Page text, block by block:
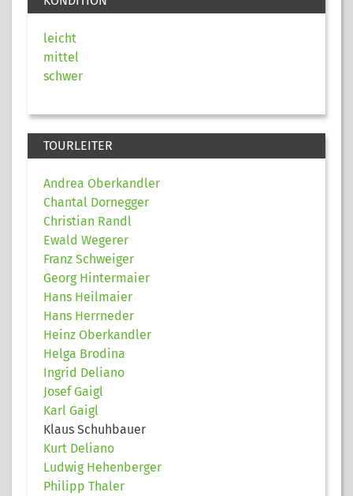
leicht
mittel
schwer
TOURLEITER
Andrea Oberkandler
Chantal Dornegger
Christian Randl
Ewald Wegerer
Franz Schweiger
Georg Hintermaier
Hans Heilmaier
Hans Herrneder
Heinz Oberkandler
Helga Brodina
Ingrid Deliano
Josef Gaigl
Karl Gaigl
Klaus Schuhbauer
Kurt Deliano
Ludwig Hehenberger
Philipp Thaler